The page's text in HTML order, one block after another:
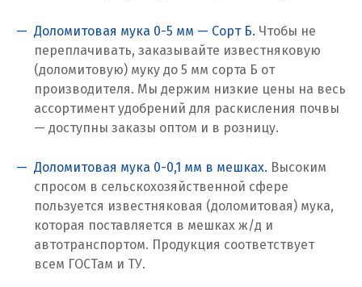
Саратов
Сатка
Севастополь
Сергиев Посад
Серов
Серпухов
Доломитовая мука 0-5 мм — Сорт Б. Чтобы не
переплачивать, заказывайте известняковую
(доломитовую) муку до 5 мм сорта Б от
производителя. Мы держим низкие цены на весь
ассортимент удобрений для раскисления почвы
— доступны заказы оптом и в розницу.
Доломитовая мука 0-0,1 мм в мешках. Высоким
спросом в сельскохозяйственной сфере
пользуется известняковая (доломитовая) мука,
которая поставляется в мешках ж/д и
автотранспортом. Продукция соответствует
всем ГОСТам и ТУ.